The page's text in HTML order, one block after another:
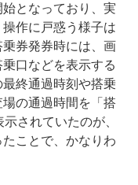
となっており、実
作に戸惑う様子は
券発券時には、画
口などを表示する
終通過時刻や搭乗
の通過時間を「搭
されていたのが、
ことで、かなりわ